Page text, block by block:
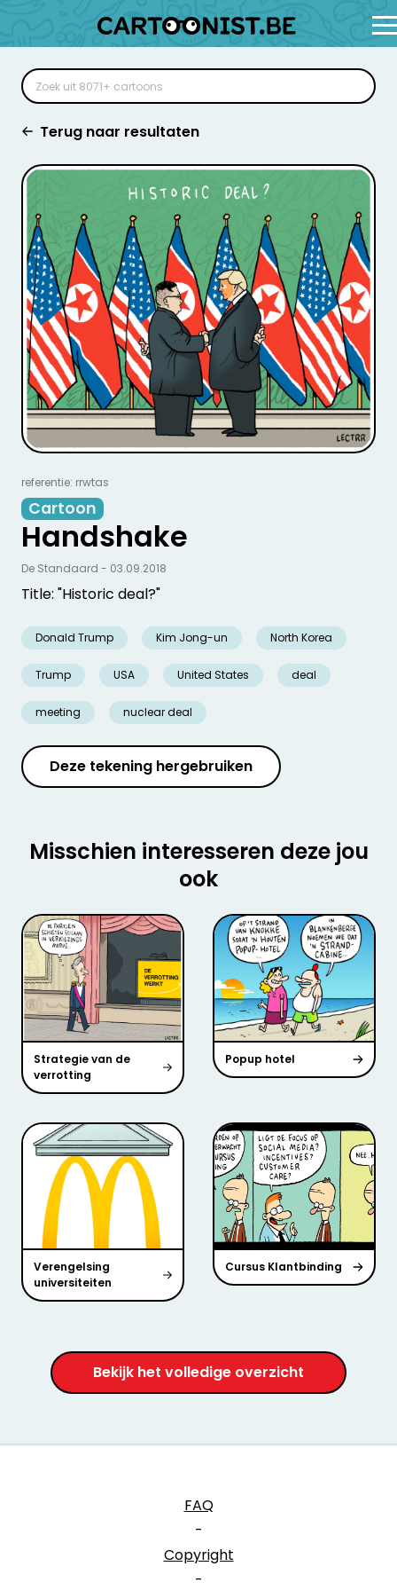
Terug naar resultaten
referentie: rrwtas
Cartoon
Handshake
Title: "Historic deal?"
Donald Trump Kim Jong-un North Korea
Trump USA United States deal
meeting nuclear deal
De Standaard - 03.09.2018
Deze tekening hergebruiken
Misschien interesseren deze jou
ook
Strategie van de
verrotting
Popup hotel
Verengelsing
universiteiten
Cursus Klantbinding
Bekijk het volledige overzicht
FAQ
-
Copyright
-